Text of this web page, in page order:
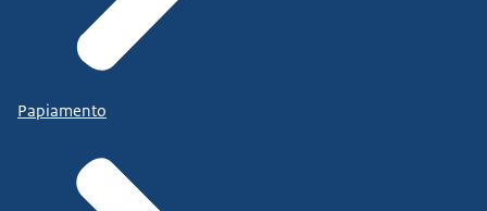
Papiamento